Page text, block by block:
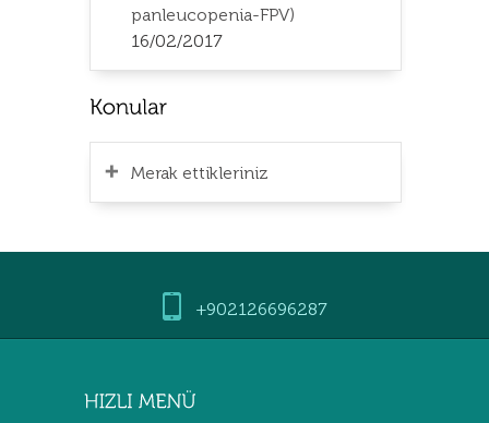
panleucopenia-FPV)
16/02/2017
Merak ettikleriniz
+902126696287